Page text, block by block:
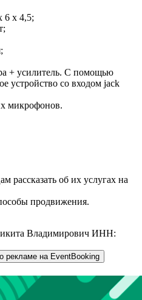
6 х 4,5;
+ усилитель. С помощью
устройство со входом jack
микрофонов.
об их услугах на
продвижения.
Владимирович ИНН:
рекламе на EventBooking